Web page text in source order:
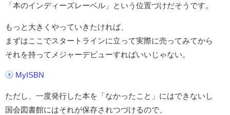
「本のインディーズレーベル」という位置づけだそうです。
もっと大きくやっていきたければ、
まずはここでスタートラインに立って実際に売ってみてから
それを持ってメジャーデビューすればいいじゃない。
MyISBN
ただし、一度発行した本を「なかったこと」にはできないし
国会図書館にはそれが保存されつづけるので、